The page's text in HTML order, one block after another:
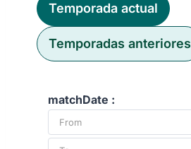
Temporada actual
Temporadas anteriores
matchDate :